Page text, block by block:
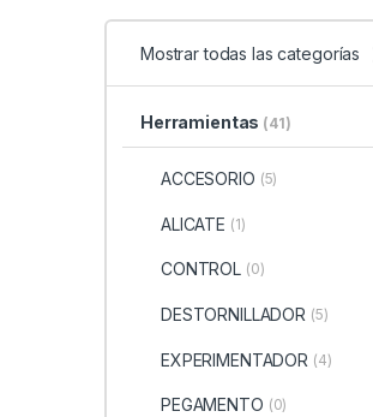
Mostrar todas las categorías
Herramientas (41)
ACCESORIO (5)
ALICATE (1)
CONTROL (0)
DESTORNILLADOR (5)
EXPERIMENTADOR (4)
PEGAMENTO (0)